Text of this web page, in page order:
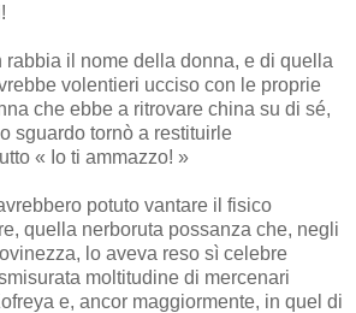
rabbia il nome della donna, e di quella
volentieri ucciso con le proprie
che ebbe a ritrovare china su di sé,
sguardo tornò a restituirle
« Io ti ammazzo! »
potuto vantare il fisico
quella nerboruta possanza che, negli
lo aveva reso sì celebre
moltitudine di mercenari
e, ancor maggiormente, in quel di